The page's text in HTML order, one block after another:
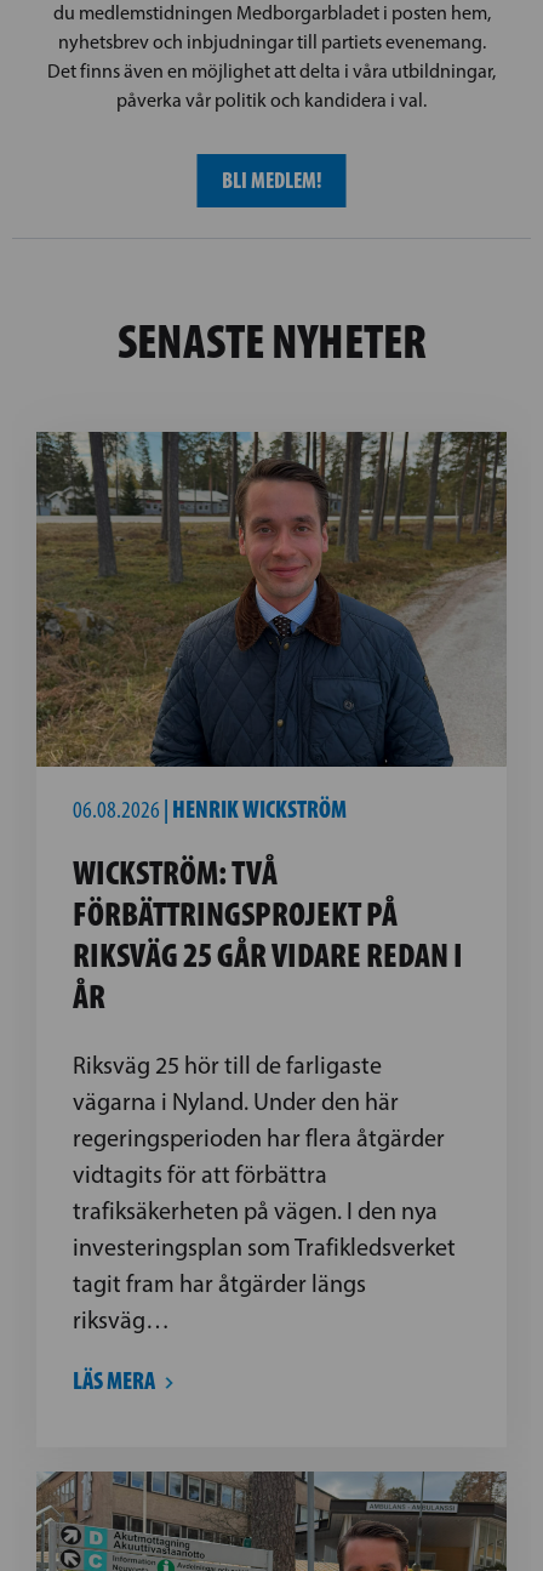
du medlemstidningen Medborgarbladet i posten hem,
nyhetsbrev och inbjudningar till partiets evenemang.
Det finns även en möjlighet att delta i våra utbildningar,
påverka vår politik och kandidera i val.
BLI MEDLEM!
SENASTE NYHETER
06.08.2026 | HENRIK WICKSTRÖM
WICKSTRÖM: TVÅ
FÖRBÄTTRINGSPROJEKT PÅ
RIKSVÄG 25 GÅR VIDARE REDAN I
ÅR
Riksväg 25 hör till de farligaste
vägarna i Nyland. Under den här
regeringsperioden har flera åtgärder
vidtagits för att förbättra
trafiksäkerheten på vägen. I den nya
investeringsplan som Trafikledsverket
tagit fram har åtgärder längs
riksväg…
LÄS MERA